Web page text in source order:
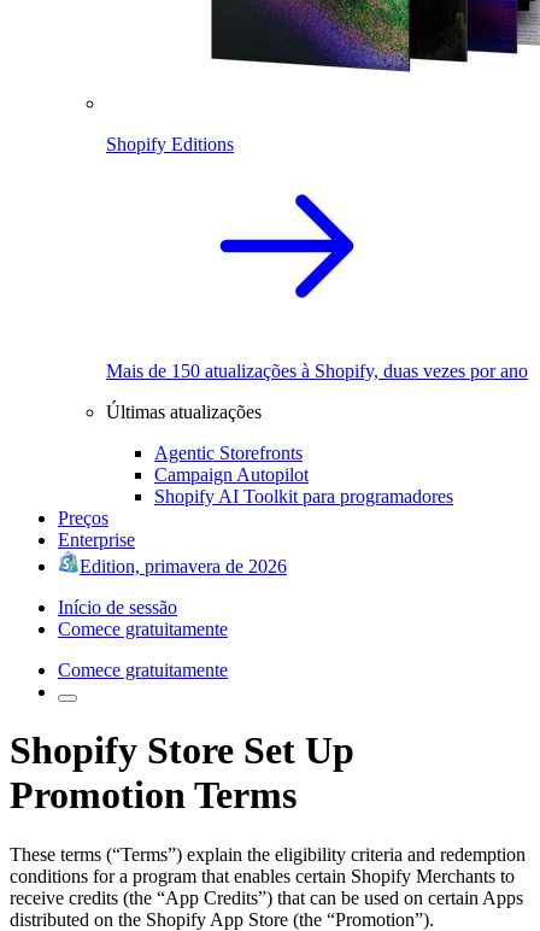
Shopify Editions
Mais de 150 atualizações à Shopify, duas vezes por ano
Últimas atualizações
Agentic Storefronts
Campaign Autopilot
Shopify AI Toolkit para programadores
Preços
Enterprise
Edition, primavera de 2026
Início de sessão
Comece gratuitamente
Comece gratuitamente
Shopify Store Set Up
Promotion Terms
These terms (“Terms”) explain the eligibility criteria and redemption
conditions for a program that enables certain Shopify Merchants to
receive credits (the “App Credits”) that can be used on certain Apps
distributed on the Shopify App Store (the “Promotion”).